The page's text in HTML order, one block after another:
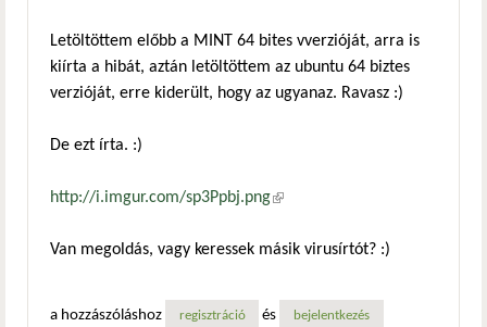
Letöltöttem előbb a MINT 64 bites vverzióját, arra is
kiírta a hibát, aztán letöltöttem az ubuntu 64 biztes
verzióját, erre kiderült, hogy az ugyanaz. Ravasz :)
De ezt írta. :)
http://i.imgur.com/sp3Ppbj.png(külső hivatkozás)
Van megoldás, vagy keressek másik virusírtót? :)
a hozzászóláshoz regisztráció és bejelentkezés